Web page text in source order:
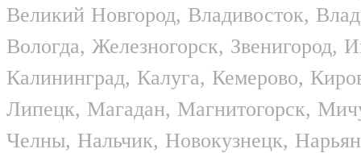
Великий Новгород, Владивосток,
Вологда, Железногорск,
Калининград, Калуга, Кемерово,
Липецк, Магадан, Магнитогорск,
Челны, Нальчик, Новокузнецк,